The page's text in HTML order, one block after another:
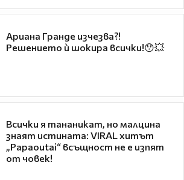
Ариана Гранде изчезва?!
Решението ѝ шокира всички!😯💥
Всички я тананикат, но малцина
знаят истината: VIRAL хитът
„Papaoutai“ всъщност не е изпят
от човек!